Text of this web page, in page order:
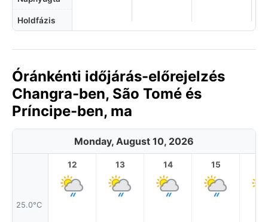
Holdfázis
Óránkénti időjárás-előrejelzés
Changra-ben, São Tomé és
Príncipe-ben, ma
Monday, August 10, 2026
25.0°C
12 13 14 15